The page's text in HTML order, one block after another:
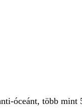
óceánt, több